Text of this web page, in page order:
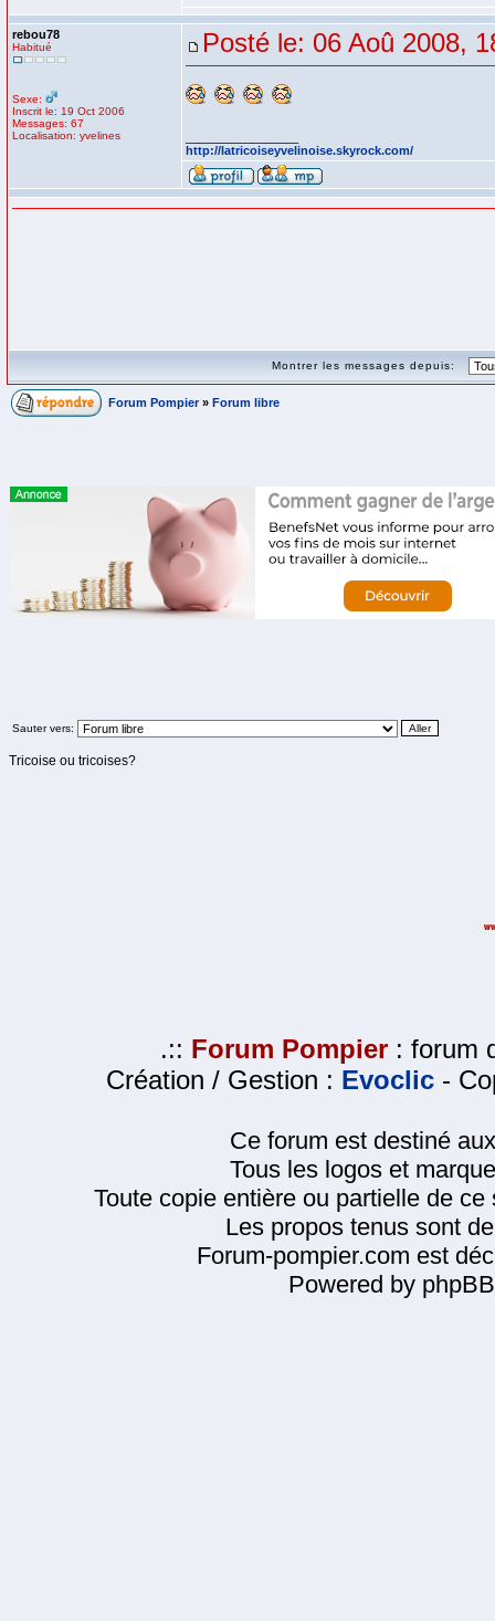
rebou78
Habitué
Sexe:
Inscrit le: 19 Oct 2006
Messages: 67
Localisation: yvelines
Posté le: 06 Aoû 2008,
http://latricoiseyvelinoise.skyrock.com/
Montrer les messages depuis:
Forum Pompier » Forum libre
Sauter vers:
Tricoise ou tricoises?
.:: Forum Pompier : forum
Création / Gestion : Evoclic -
Ce forum est destiné
Tous les logos et
Toute copie entière ou partielle de
Les propos tenus sont
Forum-pompier.com est
Powered by